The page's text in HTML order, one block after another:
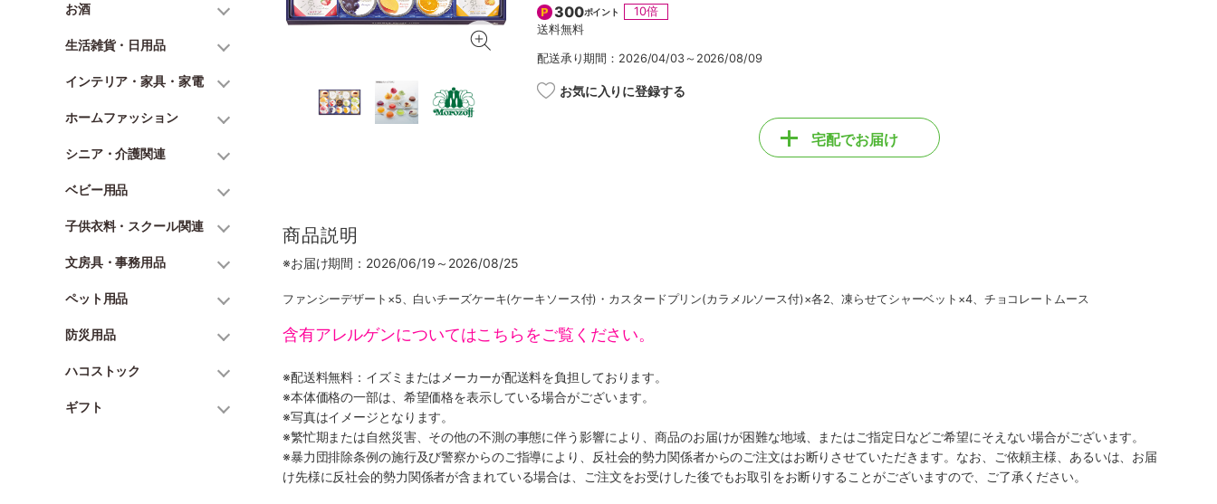
お酒
生活雑貨・日用品
インテリア・家具・家電
ホームファッション
シニア・介護関連
ベビー用品
子供衣料・スクール関連
文房具・事務用品
ペット用品
防災用品
ハコストック
ギフト
300ポイント
10倍
送料無料
配送承り期間：2026/04/03～2026/08/09
お気に入りに登録する
宅配でお届け
商品説明
※お届け期間：2026/06/19～2026/08/25
ファンシーデザート×5、白いチーズケーキ(ケーキソース付)・カスタードプリン(カラメルソース付)×各2、凍らせてシャーベット×4、チョコレートムース
含有アレルゲンについてはこちらをご覧ください。
※配送料無料：イズミまたはメーカーが配送料を負担しております。
※本体価格の一部は、希望価格を表示している場合がございます。
※写真はイメージとなります。
※繁忙期または自然災害、その他の不測の事態に伴う影響により、商品のお届けが困難な地域、またはご指定日などご希望にそえない場合がございます。
※暴力団排除条例の施行及び警察からのご指導により、反社会的勢力関係者からのご注文はお断りさせていただきます。なお、ご依頼主様、あるいは、お届
け先様に反社会的勢力関係者が含まれている場合は、ご注文をお受けした後でもお取引をお断りすることがございますので、ご了承ください。